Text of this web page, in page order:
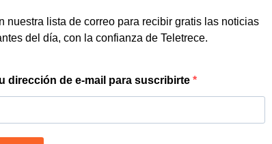
nuestra lista de correo para recibir gratis las noticias
del día, con la confianza de Teletrece.
dirección de e-mail para suscribirte